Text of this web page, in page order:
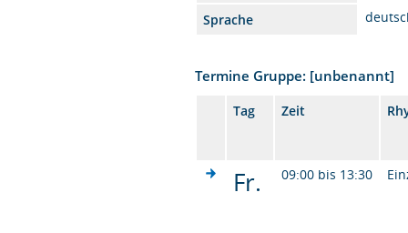
Sprache
Termine Gruppe: [unbenannt]
Tag Zeit
Fr. 09:00 bis 13:30